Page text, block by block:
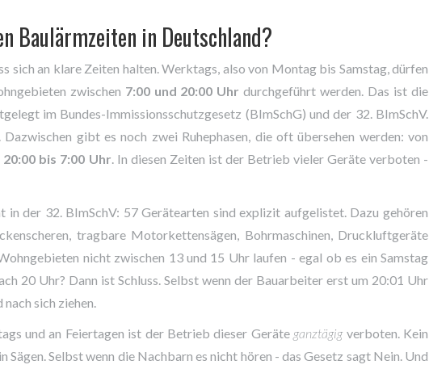
Baulärmzeiten in Deutschland?
sich an klare Zeiten halten. Werktags, also von Montag bis Samstag, dürfen
zwischen 7:00 und 20:00 Uhr durchgeführt werden. Das ist die
im Bundes-Immissionsschutzgesetz (BImSchG) und der 32. BImSchV.
gibt es noch zwei Ruhephasen, die oft übersehen werden: von
20:00 bis 7:00 Uhr . In diesen Zeiten ist der Betrieb vieler Geräte verboten -
in der 32. BImSchV: 57 Gerätearten sind explizit aufgelistet. Dazu gehören
tragbare Motorkettensägen, Bohrmaschinen, Druckluftgeräte
nicht zwischen 13 und 15 Uhr laufen - egal ob es ein Samstag
20 Uhr? Dann ist Schluss. Selbst wenn der Bauarbeiter erst um 20:01 Uhr
sich ziehen.
und an Feiertagen ist der Betrieb dieser Geräte ganztägig verboten. Kein
Sägen. Selbst wenn die Nachbarn es nicht hören - das Gesetz sagt Nein. Und